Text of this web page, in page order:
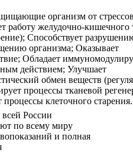
организм от
работу желудочно-кишечного
Способствует
организма; Оказывает
Обладает
действием; Улучшает
обмен веществ
процессы тканевой
процессы клеточного старения.
России
по всему миру
и полная